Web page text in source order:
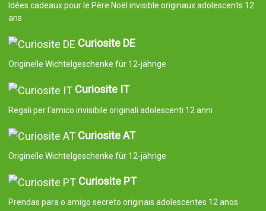
Idées cadeaux pour le Père Noël invisible originaux adolescents 12
ans
Curiosite DE
Originelle Wichtelgeschenke für 12-jährige
Curiosite IT
Regali per l'amico invisibile originali adolescenti 12 anni
Curiosite AT
Originelle Wichtelgeschenke für 12-jährige
Curiosite PT
Prendas para o amigo secreto originais adolescentes 12 anos